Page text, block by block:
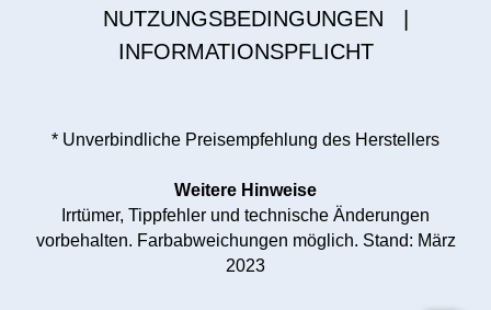
NUTZUNGSBEDINGUNGEN
INFORMATIONSPFLICHT
* Unverbindliche Preisempfehlung des Herstellers
Weitere Hinweise
Irrtümer, Tippfehler und technische Änderungen
vorbehalten. Farbabweichungen möglich. Stand: März
2023